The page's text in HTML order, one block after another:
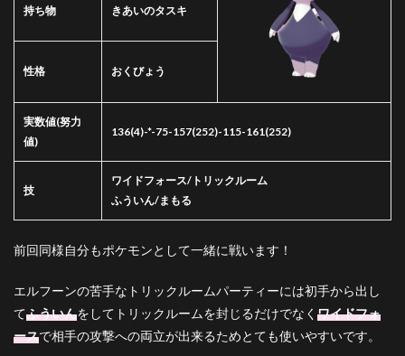
持ち物 きあいのタスキ
性格 おくびょう
実数値(努力
値)
136(4)-*-75-157(252)-115-161(252)
技
ワイドフォース/トリックルーム
ふういん/まもる
前回同様自分もポケモンとして一緒に戦います！
エルフーンの苦手なトリックルームパーティーには初手から出し
てふういんをしてトリックルームを封じるだけでなく ワイドフォ
ースで相手の攻撃への両立が出来るためとても使いやすいです。